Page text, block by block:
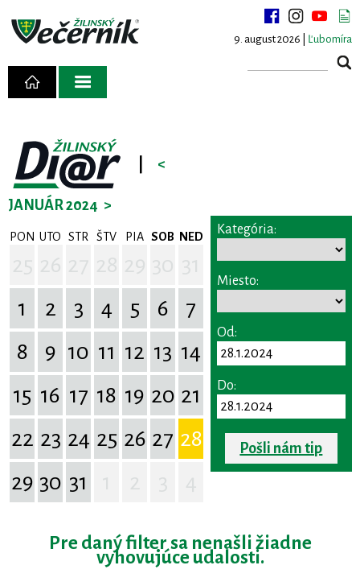
9. august 2026 | Ľubomíra
<
JANUÁR 2024 >
PON UTO STR ŠTV PIA SOB NED
1
2 3 4 5 6
7
8
9 10 11 12 13 14
15 16 17 18 19 20 21
22 23 24 25 26 27 28
29 30 31
Kategória:
Miesto:
Od:
Do:
Pošli nám tip
Pre daný filter sa nenašli žiadne
vyhovujúce udalosti.